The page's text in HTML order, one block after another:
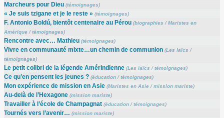
Marcheurs pour Dieu (témoignages)
« Je suis tzigane et je le reste » (témoignages)
F. Antonio Boldú, bientôt centenaire au Pérou (biographies /Maristes en
Amérique/témoignages)
Rencontre avec… Mathieu (témoignages)
Vivre en communauté mixte…un chemin de communion (Les laïcs /
témoignages)
Le petit colibri de la légende Amérindienne (Les laïcs /témoignages)
Ce qu’en pensent les jeunes ? (éducation/témoignages)
Mon expérience de mission en Asie (Maristes en Asie/mission mariste)
Au-delà de l’Hexagone (mission mariste)
Travailler à l’école de Champagnat (éducation/témoignages)
Tournés vers l’avenir… (mission mariste)